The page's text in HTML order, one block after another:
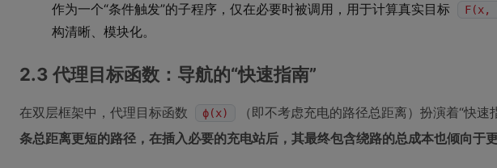
作为一个“条件触发”的子程序，仅在必要时被调用，用于计算真实目标
F(x,
构清晰、模块化。
2.3 代理目标函数：导航的“快速指南”
在双层框架中，代理目标函数 ϕ(x) （即不考虑充电的路径总距离）扮演着“快
条总距离更短的路径，在插入必要的充电站后，其最终包含绕路的总成本也倾向于